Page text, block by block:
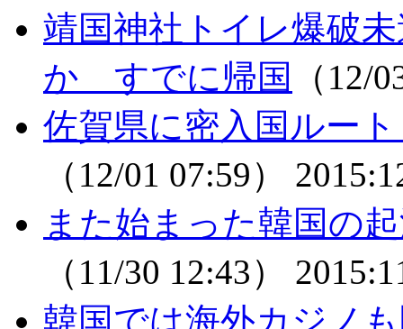
靖国神社トイレ爆破
か すでに帰国
（12/
佐賀県に密入国ルー
（12/01 07:59）
また始まった韓国の
（11/30 12:43）
韓国では海外カジノ